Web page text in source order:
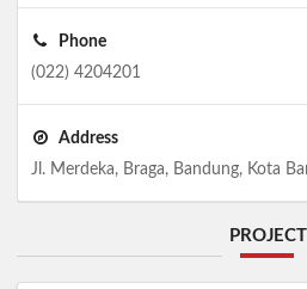
Phone
(022) 4204201
Address
Jl. Merdeka, Braga, Bandung, Kota
PROJECT